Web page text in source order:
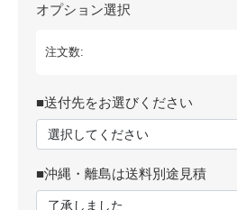
オプション選択
注文数:
■送付先をお選びください
■沖縄・離島は送料別途見積